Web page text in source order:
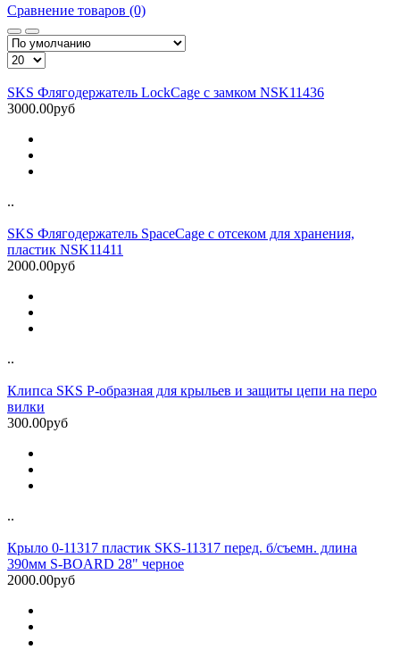
Сравнение товаров (0)
SKS Флягодержатель LockCage с замком NSK11436
3000.00руб
..
SKS Флягодержатель SpaceCage с отсеком для хранения,
пластик NSK11411
2000.00руб
..
Клипса SKS P-образная для крыльев и защиты цепи на перо
вилки
300.00руб
..
Крыло 0-11317 пластик SKS-11317 перед. б/съемн. длина
390мм S-BOARD 28" черное
2000.00руб